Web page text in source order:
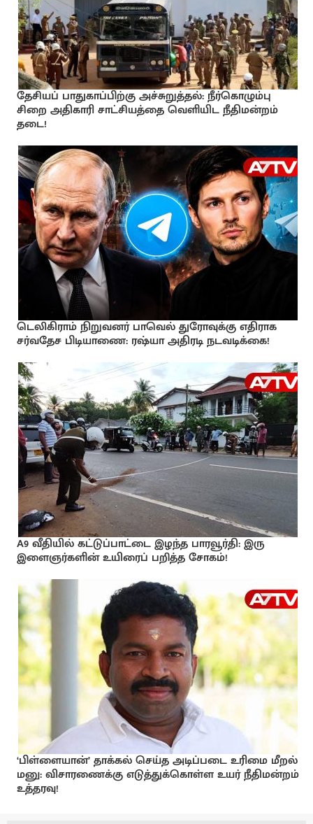
தேசியப் பாதுகாப்பிற்கு அச்சுறுத்தல்: நீர்கொழும்பு
சிறை அதிகாரி சாட்சியத்தை வெளியிட நீதிமன்றம்
தடை!
டெலிகிராம் நிறுவனர் பாவெல் துரோவுக்கு எதிராக
சர்வதேச பிடியாணை: ரஷ்யா அதிரடி நடவடிக்கை!
A9 வீதியில் கட்டுப்பாட்டை இழந்த பாரவூர்தி: இரு
இளைஞர்களின் உயிரைப் பறித்த சோகம்!
‘பிள்ளையான்’ தாக்கல் செய்த அடிப்படை உரிமை மீறல்
மனு: விசாரணைக்கு எடுத்துக்கொள்ள உயர் நீதிமன்றம்
உத்தரவு!